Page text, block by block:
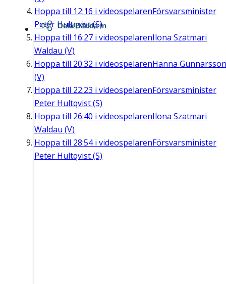
Hoppa till 12:16 i videospelarenFörsvarsminister
Peter Hultqvist (S)
Hoppa till 16:27 i videospelarenIlona Szatmari
Waldau (V)
Hoppa till 20:32 i videospelarenHanna Gunnarsson
(V)
Hoppa till 22:23 i videospelarenFörsvarsminister
Peter Hultqvist (S)
Hoppa till 26:40 i videospelarenIlona Szatmari
Waldau (V)
Hoppa till 28:54i videospelarenFörsvarsminister
Peter Hultqvist (S)
Dela/Bädda in